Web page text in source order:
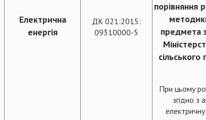
Електрична
енергія
ДК 021:2015:
09310000-5
порівняння
предмета
При цьому
згідно з